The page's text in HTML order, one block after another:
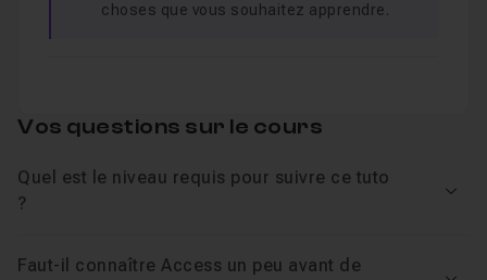
En revanche, la première partie de cette formation vous
N'hésitez plus : lancez-vous, je vous guide !
choses que vous souhaitez apprendre.
Vos questions sur le cours
Quel est le niveau requis pour suivre ce tuto
?
Faut-il connaître Access un peu avant de